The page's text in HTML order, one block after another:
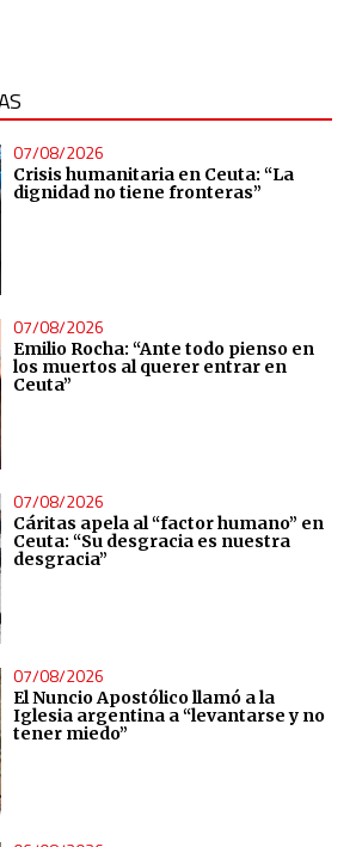
07/08/2026
Crisis humanitaria en Ceuta: “La
dignidad no tiene fronteras”
07/08/2026
Emilio Rocha: “Ante todo pienso en
los muertos al querer entrar en
Ceuta”
07/08/2026
Cáritas apela al “factor humano” en
Ceuta: “Su desgracia es nuestra
desgracia”
07/08/2026
El Nuncio Apostólico llamó a la
Iglesia argentina a “levantarse y no
tener miedo”